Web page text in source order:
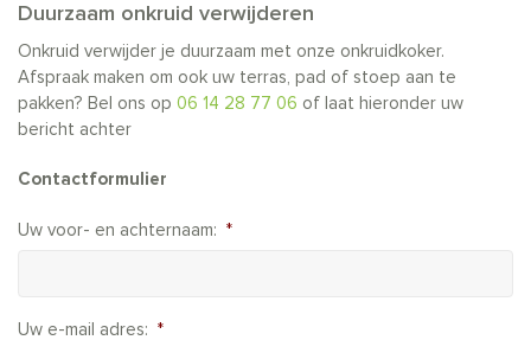
Duurzaam onkruid verwijderen
Onkruid verwijder je duurzaam met onze onkruidkoker.
Afspraak maken om ook uw terras, pad of stoep aan te
pakken? Bel ons op 06 14 28 77 06 of laat hieronder uw
bericht achter
Contactformulier
Uw voor- en achternaam: *
Uw e-mail adres: *